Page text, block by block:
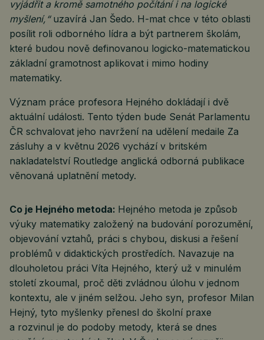
vyjádřit a kromě samotného počítání i na logické
myšlení,“uzavírá Jan Šedo. H-mat chce v této oblasti
posílit roli odborného lídra a být partnerem školám,
které budou nově definovanou logicko-matematickou
základní gramotnost aplikovat i mimo hodiny
matematiky.
Význam práce profesora Hejného dokládají i dvě
aktuální události. Tento týden bude Senát Parlamentu
ČR schvalovat jeho navržení na udělení medaile Za
zásluhy a v květnu 2026 vychází v britském
nakladatelství Routledge anglická odborná publikace
věnovaná uplatnění metody.
Co je Hejného metoda: Hejného metoda je způsob
výuky matematiky založený na budování porozumění,
objevování vztahů, práci s chybou, diskusi a řešení
problémů v didaktických prostředích. Navazuje na
dlouholetou práci Víta Hejného, který už v minulém
století zkoumal, proč děti zvládnou úlohu v jednom
kontextu, ale v jiném selžou. Jeho syn, profesor Milan
Hejný, tyto myšlenky přenesl do školní praxe
a rozvinul je do podoby metody, která se dnes